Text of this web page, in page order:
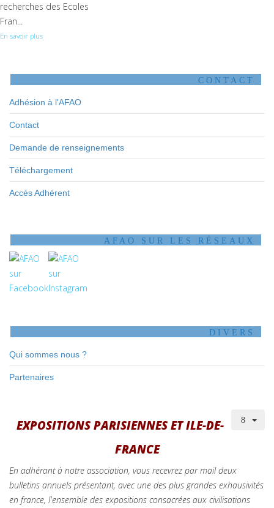
recherches des Ecoles
Fran...
En savoir plus
CONTACT
Adhésion à l'AFAO
Contact
Demande de renseignements
Téléchargement
Accès Adhérent
AFAO SUR LES RÉSEAUX
DIVERS
Qui sommes nous ?
Partenaires
EXPOSITIONS PARISIENNES ET ILE-DE-
FRANCE
En adhérant à notre association, vous recevrez par mail deux
bulletins annuels présentant, avec une des plus grandes exhausivités
en france, l'ensemble des expositions consacrées aux civilisations